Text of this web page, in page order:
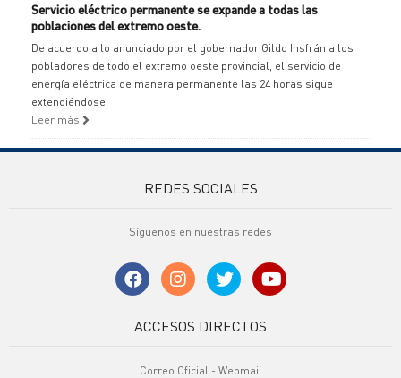
Servicio eléctrico permanente se expande a todas las
poblaciones del extremo oeste.
De acuerdo a lo anunciado por el gobernador Gildo Insfrán a los
pobladores de todo el extremo oeste provincial, el servicio de
energía eléctrica de manera permanente las 24 horas sigue
extendiéndose.
Leer más
REDES SOCIALES
Síguenos en nuestras redes
ACCESOS DIRECTOS
Correo Oficial - Webmail